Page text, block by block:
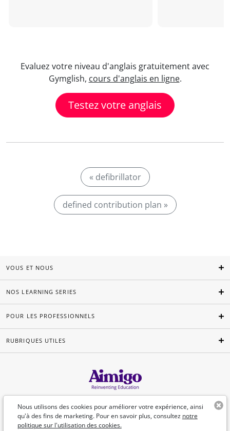
Evaluez votre niveau d'anglais gratuitement avec
Gymglish, cours d'anglais en ligne.
Testez votre anglais
« defibrillator
defined contribution plan »
Nous utilisons des cookies pour améliorer votre expérience, ainsi
qu'à des fins de marketing. Pour en savoir plus, consultez notre
politique sur l'utilisation des cookies.
VOUS ET NOUS
NOS LEARNING SERIES
POUR LES PROFESSIONNELS
RUBRIQUES UTILES
Français
©Aimigo 2026